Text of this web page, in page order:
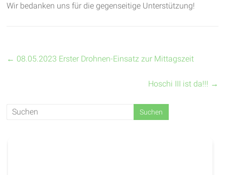
Wir bedanken uns für die gegenseitige Unterstützung!
← 08.05.2023 Erster Drohnen-Einsatz zur Mittagszeit
Hoschi III ist da!!! →